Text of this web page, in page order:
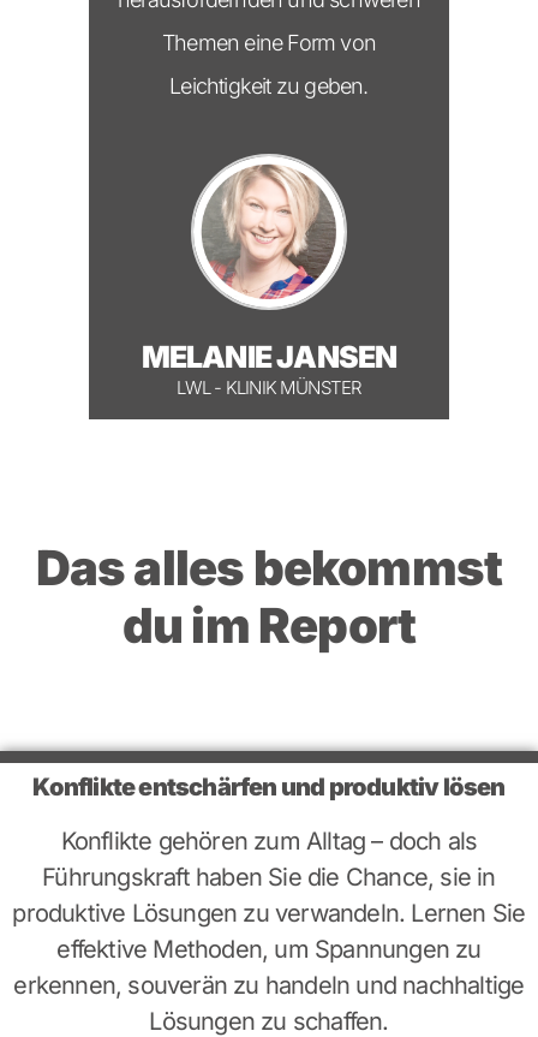
Themen eine Form von
Leichtigkeit zu geben.
MELANIE JANSEN
LWL - KLINIK MÜNSTER
Das alles bekommst
du im Report
Konflikte entschärfen und produktiv lösen
Konflikte gehören zum Alltag – doch als
Führungskraft haben Sie die Chance, sie in
produktive Lösungen zu verwandeln. Lernen Sie
effektive Methoden, um Spannungen zu
erkennen, souverän zu handeln und nachhaltige
Lösungen zu schaffen.